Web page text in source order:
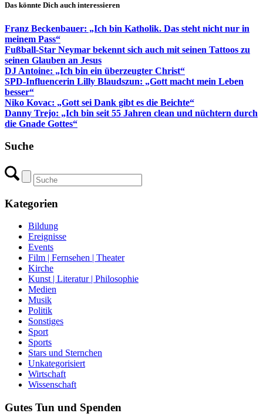
Das könnte Dich auch interessieren
Franz Beckenbauer: „Ich bin Katholik. Das steht nicht nur in
meinem Pass“
Fußball-Star Neymar bekennt sich auch mit seinen Tattoos zu
seinen Glauben an Jesus
DJ Antoine: „Ich bin ein überzeugter Christ“
SPD-Influencerin Lilly Blaudszun: „Gott macht mein Leben
besser“
Niko Kovac: „Gott sei Dank gibt es die Beichte“
Danny Trejo: „Ich bin seit 55 Jahren clean und nüchtern durch
die Gnade Gottes“
Suche
Kategorien
Bildung
Ereignisse
Events
Film | Fernsehen | Theater
Kirche
Kunst | Literatur | Philosophie
Medien
Musik
Politik
Sonstiges
Sport
Sports
Stars und Sternchen
Unkategorisiert
Wirtschaft
Wissenschaft
Gutes Tun und Spenden